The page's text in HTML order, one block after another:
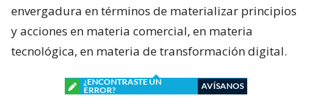
envergadura en términos de materializar principios
y acciones en materia comercial, en materia
tecnológica, en materia de transformación digital.
¿ENCONTRASTE UN
ERROR?
AVÍSANOS